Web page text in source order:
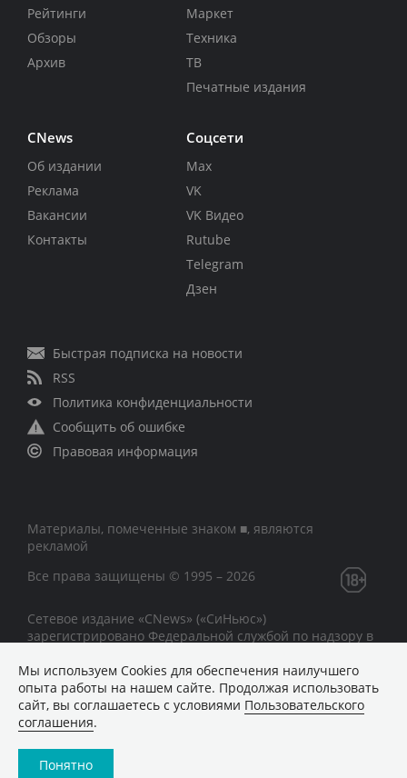
Рейтинги
Обзоры
Архив
Маркет
Техника
ТВ
Печатные издания
CNews
Об издании
Реклама
Вакансии
Контакты
Соцсети
Max
VK
VK Видео
Rutube
Telegram
Дзен
Быстрая подписка на новости
RSS
Политика конфиденциальности
Сообщить об ошибке
Правовая информация
Материалы, помеченные знаком ■, являются
рекламой
Все права защищены © 1995 – 2026
Сетевое издание «CNews» («СиНьюс»)
зарегистрировано Федеральной службой по надзору в
коммуникаций 09.11.2018 за номером Эл № ФС77 –
74283
Мы используем Сookies для обеспечения наилучшего
опыта работы на нашем сайте. Продолжая использовать
сайт, вы соглашаетесь с условиями Пользовательского
соглашения.
Понятно